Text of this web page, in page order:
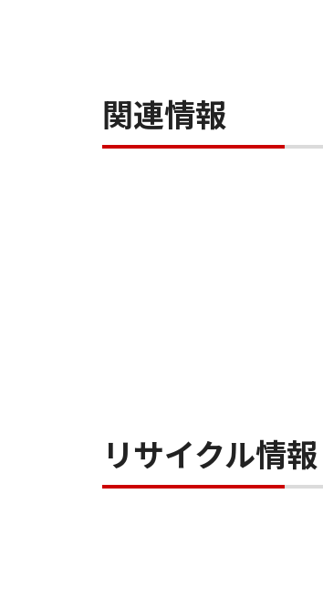
関連情報
リサイクル情報